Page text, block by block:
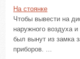
На стоянке
Чтобы вывести на
наружного воздуха
был вынут из замка
приборов. ...